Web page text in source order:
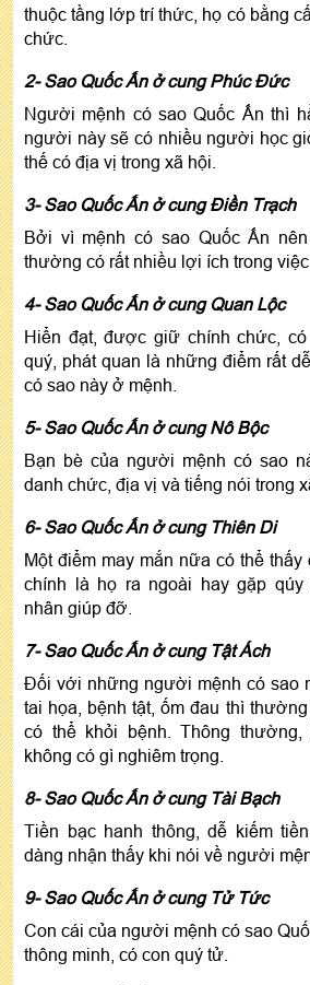
thuộc tầng lớp trí thức, họ có bằng
chức.
2- Sao Quốc Ấn ở cung Phúc Đức
Người mệnh có sao Quốc Ấn thì
người này sẽ có nhiều người học
thế có địa vị trong xã hội.
3- Sao Quốc Ấn ở cung Điền Trạch
Bởi vì mệnh có sao Quốc Ấn
thường có rất nhiều lợi ích trong việc
4- Sao Quốc Ấn ở cung Quan Lộc
Hiển đạt, được giữ chính chức,
quý, phát quan là những điểm rất
có sao này ở mệnh.
5- Sao Quốc Ấn ở cung Nô Bộc
Bạn bè của người mệnh có sao
danh chức, địa vị và tiếng nói trong
6- Sao Quốc Ấn ở cung Thiên Di
Một điểm may mắn nữa có thể
chính là họ ra ngoài hay gặp
nhân giúp đỡ.
7- Sao Quốc Ấn ở cung Tật Ách
Đối với những người mệnh có sao
tai họa, bệnh tật, ốm đau thì
có thể khỏi bệnh. Thông
không có gì nghiêm trọng.
8- Sao Quốc Ấn ở cung Tài Bạch
Tiền bạc hanh thông, dễ kiếm
dàng nhận thấy khi nói về người
9- Sao Quốc Ấn ở cung Tử Tức
Con cái của người mệnh có sao
thông minh, có con quý tử.